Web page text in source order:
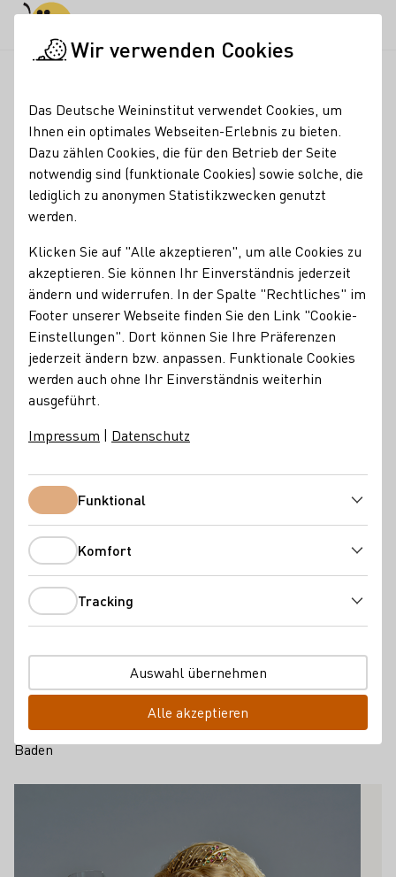
Galerie der Königinnen
Teaser
67. DEUTSCHE WEINKÖNIGIN
Josefine Schlumberger
Baden
Wir verwenden Cookies
Das Deutsche Weininstitut verwendet Cookies, um
Ihnen ein optimales Webseiten-Erlebnis zu bieten.
Dazu zählen Cookies, die für den Betrieb der Seite
notwendig sind (funktionale Cookies) sowie solche, die
lediglich zu anonymen Statistikzwecken genutzt
werden.
Klicken Sie auf "Alle akzeptieren", um alle Cookies zu
akzeptieren. Sie können Ihr Einverständnis jederzeit
ändern und widerrufen. In der Spalte "Rechtliches" im
Footer unserer Webseite finden Sie den Link "Cookie-
Einstellungen". Dort können Sie Ihre Präferenzen
jederzeit ändern bzw. anpassen. Funktionale Cookies
werden auch ohne Ihr Einverständnis weiterhin
ausgeführt.
Impressum | Datenschutz
FunktionalFunktional
Komfort
Tracking
Auswahl übernehmen
Alle akzeptieren